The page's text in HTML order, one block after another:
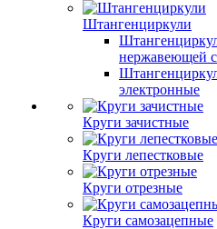
Штангенциркули
нержавеющей
электронные
Круги зачистные
Круги лепестковые
Круги отрезные
Круги самозацепные